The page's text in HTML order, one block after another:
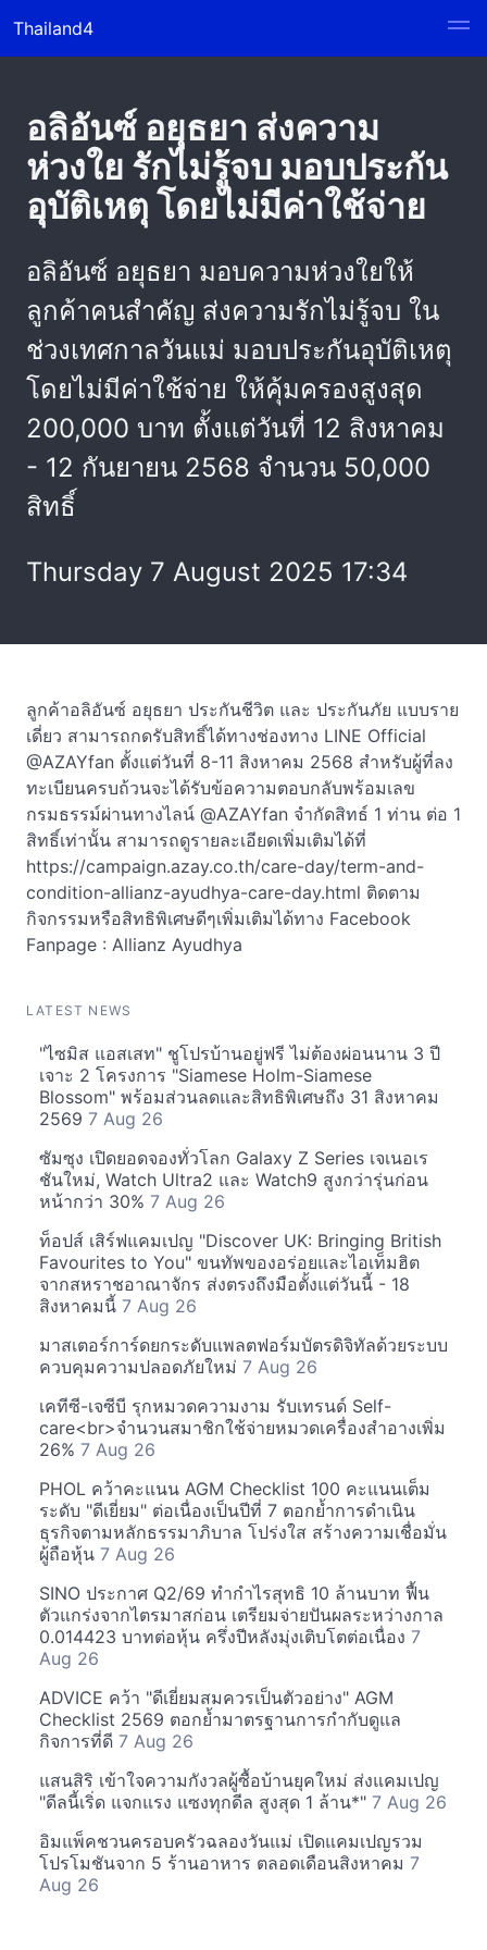
Thailand4
อลิอันซ์ อยุธยา ส่งความ
ห่วงใย รักไม่รู้จบ มอบประกัน
อุบัติเหตุ โดยไม่มีค่าใช้จ่าย
อลิอันซ์ อยุธยา มอบความห่วงใยให้
ลูกค้าคนสำคัญ ส่งความรักไม่รู้จบ ใน
ช่วงเทศกาลวันแม่ มอบประกันอุบัติเหตุ
โดยไม่มีค่าใช้จ่าย ให้คุ้มครองสูงสุด
200,000 บาท ตั้งแต่วันที่ 12 สิงหาคม
- 12 กันยายน 2568 จำนวน 50,000
สิทธิ์
Thursday 7 August 2025 17:34
ลูกค้าอลิอันซ์ อยุธยา ประกันชีวิต และ ประกันภัย แบบราย
เดี่ยว สามารถกดรับสิทธิ์ได้ทางช่องทาง LINE Official
@AZAYfan ตั้งแต่วันที่ 8-11 สิงหาคม 2568 สำหรับผู้ที่ลง
ทะเบียนครบถ้วนจะได้รับข้อความตอบกลับพร้อมเลข
กรมธรรม์ผ่านทางไลน์ @AZAYfan จำกัดสิทธ์ 1 ท่าน ต่อ 1
สิทธิ์เท่านั้น สามารถดูรายละเอียดเพิ่มเติมได้ที่
https://campaign.azay.co.th/care-day/term-and-
condition-allianz-ayudhya-care-day.html ติดตาม
กิจกรรมหรือสิทธิพิเศษดีๆเพิ่มเติมได้ทาง Facebook
Fanpage : Allianz Ayudhya
LATEST NEWS
"ไซมิส แอสเสท" ชูโปรบ้านอยู่ฟรี ไม่ต้องผ่อนนาน 3 ปี
เจาะ 2 โครงการ "Siamese Holm-Siamese
Blossom" พร้อมส่วนลดและสิทธิพิเศษถึง 31 สิงหาคม
2569 7 Aug 26
ซัมซุง เปิดยอดจองทั่วโลก Galaxy Z Series เจเนอเร
ชันใหม่, Watch Ultra2 และ Watch9 สูงกว่ารุ่นก่อน
หน้ากว่า 30% 7 Aug 26
ท็อปส์ เสิร์ฟแคมเปญ "Discover UK: Bringing British
Favourites to You" ขนทัพของอร่อยและไอเท็มฮิต
จากสหราชอาณาจักร ส่งตรงถึงมือตั้งแต่วันนี้ - 18
สิงหาคมนี้ 7 Aug 26
มาสเตอร์การ์ดยกระดับแพลตฟอร์มบัตรดิจิทัลด้วยระบบ
ควบคุมความปลอดภัยใหม่ 7 Aug 26
เคทีซี-เจซีบี รุกหมวดความงาม รับเทรนด์ Self-
care<br>จำนวนสมาชิกใช้จ่ายหมวดเครื่องสำอางเพิ่ม
26% 7 Aug 26
PHOL คว้าคะแนน AGM Checklist 100 คะแนนเต็ม
ระดับ "ดีเยี่ยม" ต่อเนื่องเป็นปีที่ 7 ตอกย้ำการดำเนิน
ธุรกิจตามหลักธรรมาภิบาล โปร่งใส สร้างความเชื่อมั่น
ผู้ถือหุ้น 7 Aug 26
SINO ประกาศ Q2/69 ทำกำไรสุทธิ 10 ล้านบาท ฟื้น
ตัวแกร่งจากไตรมาสก่อน เตรียมจ่ายปันผลระหว่างกาล
0.014423 บาทต่อหุ้น ครึ่งปีหลังมุ่งเติบโตต่อเนื่อง 7
Aug 26
ADVICE คว้า "ดีเยี่ยมสมควรเป็นตัวอย่าง" AGM
Checklist 2569 ตอกย้ำมาตรฐานการกำกับดูแล
กิจการที่ดี 7 Aug 26
แสนสิริ เข้าใจความกังวลผู้ซื้อบ้านยุคใหม่ ส่งแคมเปญ
"ดีลนี้เริ่ด แจกแรง แซงทุกดีล สูงสุด 1 ล้าน*" 7 Aug 26
อิมแพ็คชวนครอบครัวฉลองวันแม่ เปิดแคมเปญรวม
โปรโมชันจาก 5 ร้านอาหาร ตลอดเดือนสิงหาคม 7
Aug 26